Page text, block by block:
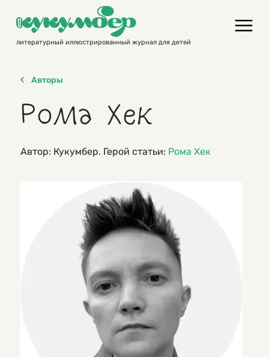
contentлитературный иллюстрированный журнал для детей
Авторы
Рома Хек
Автор: Кукумбер. Герой статьи: Рома Хек